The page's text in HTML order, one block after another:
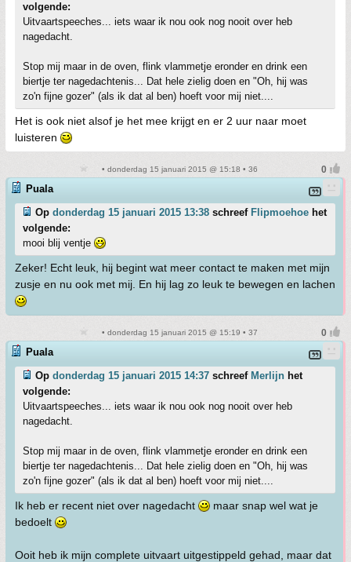
volgende:
Uitvaartspeeches... iets waar ik nou ook nog nooit over heb
nagedacht.
Stop mij maar in de oven, flink vlammetje eronder en drink een
biertje ter nagedachtenis... Dat hele zielig doen en "Oh, hij was
zo'n fijne gozer" (als ik dat al ben) hoeft voor mij niet....
Het is ook niet alsof je het mee krijgt en er 2 uur naar moet
luisteren
• donderdag 15 januari 2015 @ 15:18 • 36
Puala
Op donderdag 15 januari 2015 13:38 schreef Flipmoehoe het
volgende:
mooi blij ventje
Zeker! Echt leuk, hij begint wat meer contact te maken met mijn
zusje en nu ook met mij. En hij lag zo leuk te bewegen en lachen
• donderdag 15 januari 2015 @ 15:19 • 37
Puala
Op donderdag 15 januari 2015 14:37 schreef Merlijn het
volgende:
Uitvaartspeeches... iets waar ik nou ook nog nooit over heb
nagedacht.
Stop mij maar in de oven, flink vlammetje eronder en drink een
biertje ter nagedachtenis... Dat hele zielig doen en "Oh, hij was
zo'n fijne gozer" (als ik dat al ben) hoeft voor mij niet....
Ik heb er recent niet over nagedacht
maar snap wel wat je
bedoelt
Ooit heb ik mijn complete uitvaart uitgestippeld gehad, maar dat